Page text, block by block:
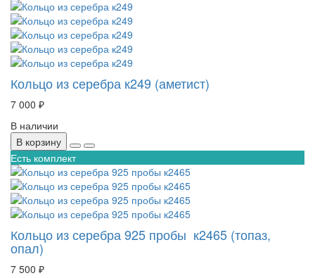
Кольцо из серебра к249 (аметист)
7 000 ₽
В наличии
В корзину
Есть комплект
Кольцо из серебра 925 пробы к2465 (топаз,
опал)
7 500 ₽